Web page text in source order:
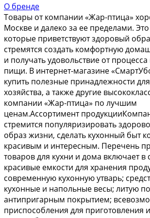
О бренде
Товары от компании «Жар-птица»
Москве и далеко за ее пределами.
которые приветствуют здоровый
стремятся создать комфортную
и получать удовольствие от
пищи. В интернет-магазине
купить полезные принадлежности
хозяйства, а также другие
компании «Жар-птица» по лучшим
ценам.Ассортимент
стремится популяризировать
образ жизни, сделать кухонный быт
красивым и интересным. Перечень
товаров для кухни и дома включает в
красивые емкости для хранения
современную кухонную утварь;
кухонные и напольные весы; литую
антипригарным покрытием;
приспособления для приготовления